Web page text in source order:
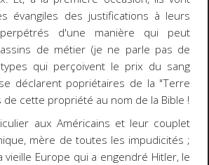
évangiles des justifications à leurs
d'une manière qui peut
de métier (je ne parle pas de
qui perçoivent le prix du sang
déclarent popriétaires de la "Terre
de cette propriété au nom de la Bible !
aux Américains et leur couplet
mère de toutes les impudicités ;
Europe qui a engendré Hitler, le